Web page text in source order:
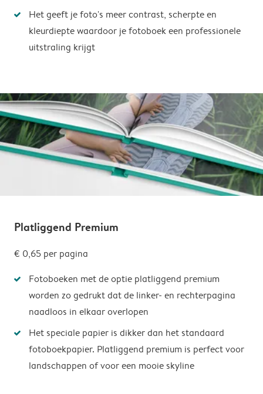
Het geeft je foto's meer contrast, scherpte en
kleurdiepte waardoor je fotoboek een professionele
uitstraling krijgt
Platliggend Premium
€ 0,65 per pagina
Fotoboeken met de optie platliggend premium
worden zo gedrukt dat de linker- en rechterpagina
naadloos in elkaar overlopen
Het speciale papier is dikker dan het standaard
fotoboekpapier. Platliggend premium is perfect voor
landschappen of voor een mooie skyline